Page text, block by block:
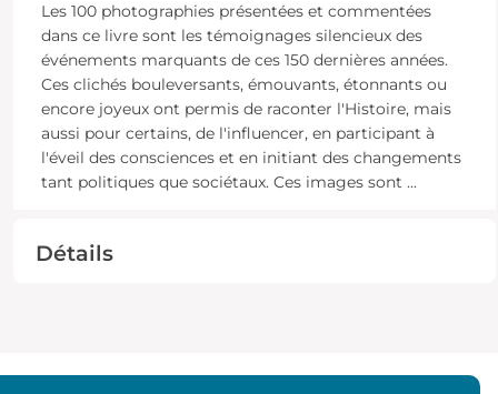
Les 100 photographies présentées et commentées
dans ce livre sont les témoignages silencieux des
événements marquants de ces 150 dernières années.
Ces clichés bouleversants, émouvants, étonnants ou
encore joyeux ont permis de raconter l'Histoire, mais
aussi pour certains, de l'influencer, en participant à
l'éveil des consciences et en initiant des changements
tant politiques que sociétaux. Ces images sont ...
Détails